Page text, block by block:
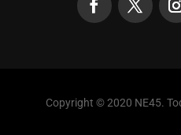
Copyright © 2020 NE45.